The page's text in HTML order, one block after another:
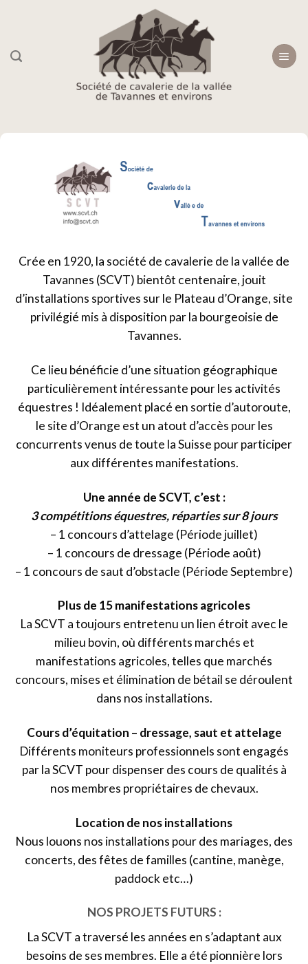
Crée en 1920, la société de cavalerie de la vallée de
Tavannes (SCVT) bientôt centenaire, jouit
d’installations sportives sur le Plateau d’Orange, site
privilégié mis à disposition par la bourgeoisie de
Tavannes.
Ce lieu bénéficie d’une situation géographique
particulièrement intéressante pour les activités
équestres ! Idéalement placé en sortie d’autoroute,
le site d’Orange est un atout d’accès pour les
concurrents venus de toute la Suisse pour participer
aux différentes manifestations.
Une année de SCVT, c’est :
3 compétitions équestres, réparties sur 8 jours
– 1 concours d’attelage (Période juillet)
– 1 concours de dressage (Période août)
– 1 concours de saut d’obstacle (Période Septembre)
Plus de 15 manifestations agricoles
La SCVT a toujours entretenu un lien étroit avec le
milieu bovin, où différents marchés et
manifestations agricoles, telles que marchés
concours, mises et élimination de bétail se déroulent
dans nos installations.
Cours d’équitation – dressage, saut et attelage
Différents moniteurs professionnels sont engagés
par la SCVT pour dispenser des cours de qualités à
nos membres propriétaires de chevaux.
Location de nos installations
Nous louons nos installations pour des mariages, des
concerts, des fêtes de familles (cantine, manège,
paddock etc…)
NOS PROJETS FUTURS :
La SCVT a traversé les années en s’adaptant aux
besoins de ses membres. Elle a été pionnière lors